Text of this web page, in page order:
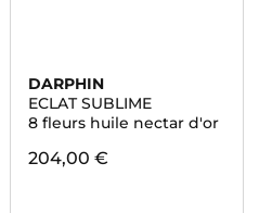
DARPHIN
ECLAT SUBLIME
8 fleurs huile nectar d'or
204,00 €